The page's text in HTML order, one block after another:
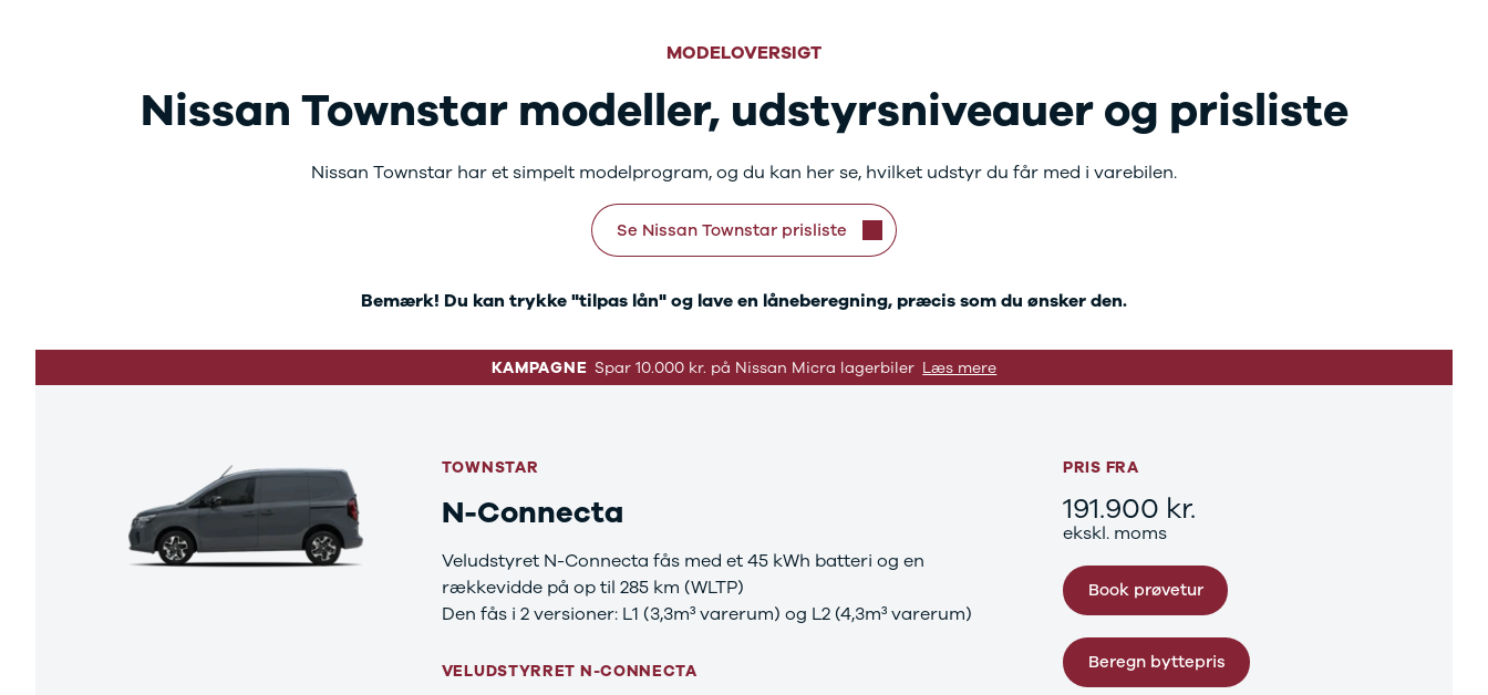
Nissan Townstar fås i flere modeller
MODELOVERSIGT
Nissan Townstar modeller, udstyrsniveauer og prisliste
Nissan Townstar har et simpelt modelprogram, og du kan her se, hvilket udstyr du får med i varebilen.
Se Nissan Townstar prisliste
Bemærk! Du kan trykke "tilpas lån" og lave en låneberegning, præcis som du ønsker den.
KAMPAGNE Spar 10.000 kr. på Nissan Micra lagerbiler Læs mere
TOWNSTAR
N-Connecta
Veludstyret N-Connecta fås med et 45 kWh batteri og en
rækkevidde på op til 285 km (WLTP)
Den fås i 2 versioner: L1 (3,3m³ varerum) og L2 (4,3m³ varerum)
VELUDSTYRRET N-CONNECTA
PRIS FRA
191.900 kr.
ekskl. moms
Book prøvetur
Beregn byttepris